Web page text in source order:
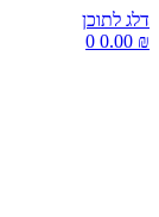
דלג לתוכן
0.00 ₪
0